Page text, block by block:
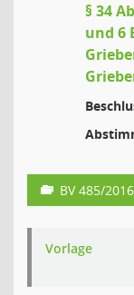
§ 34
und 6
BV 485/2016
Vorlage